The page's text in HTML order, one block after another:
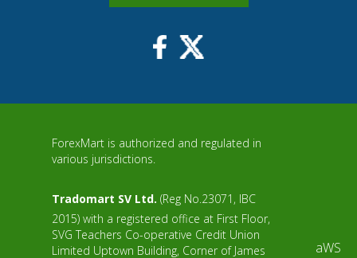
ForexMart is authorized and regulated in
various jurisdictions.
Tradomart SV Ltd. (Reg No.23071, IBC
2015) with a registered office at First Floor,
SVG Teachers Co-operative Credit Union
Limited Uptown Building, Corner of James
aWS